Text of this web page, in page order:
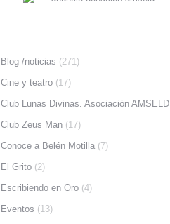
Blog /noticias (271)
Cine y teatro (17)
Club Lunas Divinas. Asociación AMSELD
Club Zeus Man (17)
Conoce a Belén Motilla (7)
El Grito (2)
Escribiendo en Oro (4)
Eventos (13)